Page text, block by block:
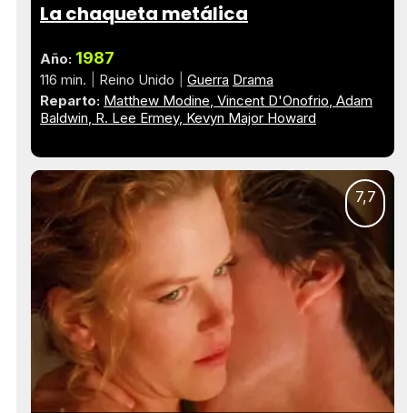
La chaqueta metálica
Año: 1987
116 min. Reino Unido Guerra Drama
Reparto: Matthew Modine Vincent D'Onofrio Adam
Baldwin R. Lee Ermey Kevyn Major Howard
7,7